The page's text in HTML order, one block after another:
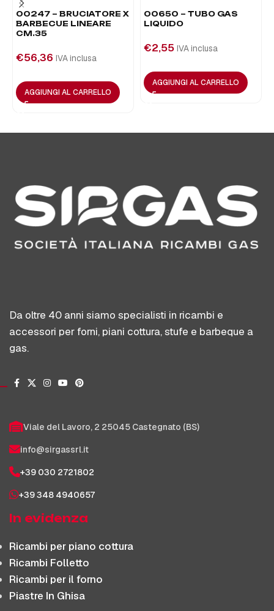
00247 – BRUCIATORE X
BARBECUE LINEARE
CM.35
€56,36 IVA inclusa
AGGIUNGI AL CARRELLO
00650 – TUBO GAS
LIQUIDO
€2,55 IVA inclusa
AGGIUNGI AL CARRELLO
Da oltre 40 anni siamo specialisti in ricambi e
accessori per forni, piani cottura, stufe e barbeque a
gas.
Viale del Lavoro, 2 25045 Castegnato (BS)
info@sirgassrl.it
+39 030 2721802
+39 348 4940657
In evidenza
Ricambi per piano cottura
Ricambi Folletto
Ricambi per il forno
Piastre In Ghisa